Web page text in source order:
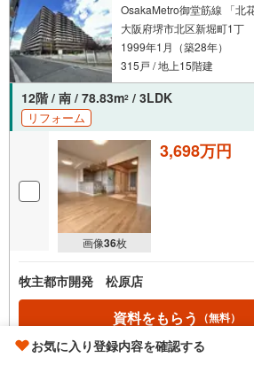
OsakaMetro御堂筋線 「北
大阪府堺市北区新堀町1丁
1999年1月（築28年）
315戸 / 地上15階建
12階 / 南 / 78.83m2 / 3LDK
リフォーム
画像36枚
3,698万円
牧主都市開発 松原店
資料をもらう （無料）
お気に入り登録内容を確認する